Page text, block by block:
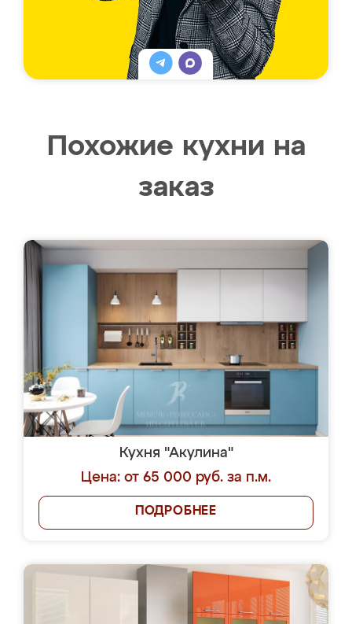
Похожие кухни на
заказ
Кухня "Акулина"
Цена: от 65 000 руб. за п.м.
ПОДРОБНЕЕ